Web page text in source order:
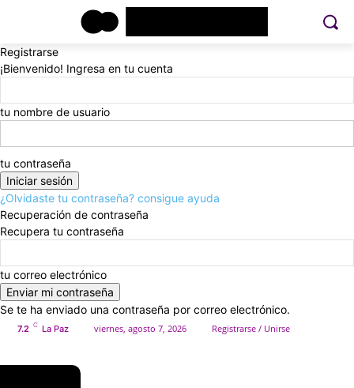
Registrarse
¡Bienvenido! Ingresa en tu cuenta
tu nombre de usuario
tu contraseña
¿Olvidaste tu contraseña? consigue ayuda
Recuperación de contraseña
Recupera tu contraseña
tu correo electrónico
Se te ha enviado una contraseña por correo electrónico.
7.2 C La Paz viernes, agosto 7, 2026 Registrarse / Unirse